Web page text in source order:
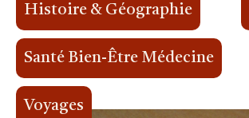
Histoire & Géographie
Santé Bien-Être Médecine
Voyages